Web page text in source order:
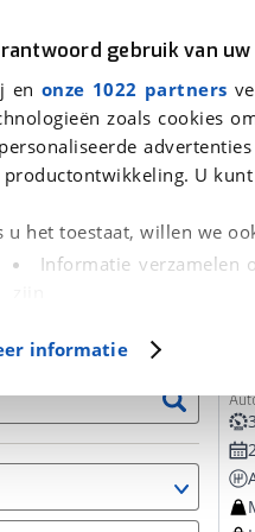
gebruik van uw
en onze 1022 partners
zoals cookies
productontwikkeling. U
u het toestaat, willen we
Informatie verzamelen
(fingerprinting)
in. U kunt
cookies en vergelijkbare
cookies zorgen
informatie
Fiets Motor
voor je